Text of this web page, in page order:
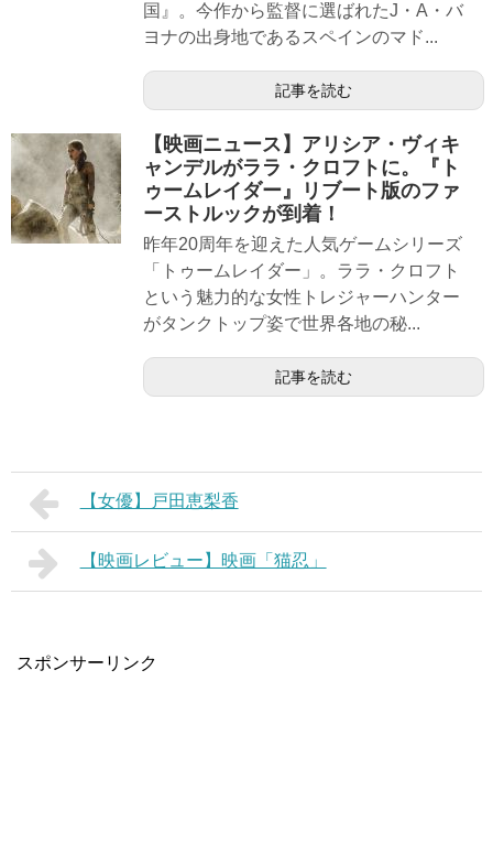
国』。今作から監督に選ばれたJ・A・バ
ヨナの出身地であるスペインのマド...
記事を読む
【映画ニュース】アリシア・ヴィキ
ャンデルがララ・クロフトに。『ト
ゥームレイダー』リブート版のファ
ーストルックが到着！
昨年20周年を迎えた人気ゲームシリーズ
「トゥームレイダー」。ララ・クロフト
という魅力的な女性トレジャーハンター
がタンクトップ姿で世界各地の秘...
記事を読む
【女優】戸田恵梨香
【映画レビュー】映画「猫忍」
スポンサーリンク